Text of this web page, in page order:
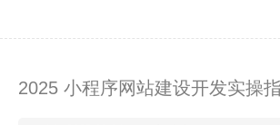
2025 小程序网站建设开发实操